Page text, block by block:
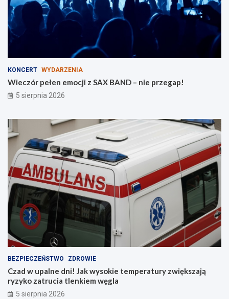
–
p
l
a
e
z
a
b
a
b
u
d
w
i
e
a
p
!
KONCERT WYDARZENIA
Wieczór pełen emocji z SAX BAND – nie przegap!
5 sierpnia 2026
BEZPIECZEŃSTWO ZDROWIE
Czad w upalne dni! Jak wysokie temperatury zwiększają
ryzyko zatrucia tlenkiem węgla
5 sierpnia 2026